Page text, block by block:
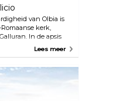
van Olbia is
kerk,
In de apsis
fresco's, waarvan
mei drie dagen lang
Lees meer